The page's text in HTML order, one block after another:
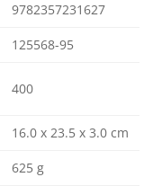
9782357231627
125568-95
400
16.0 x 23.5 x 3.0 cm
625 g